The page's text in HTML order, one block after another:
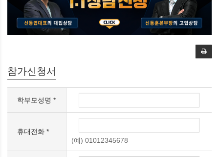
참가신청서
학부모성명 *
휴대전화 *
(예) 01012345678